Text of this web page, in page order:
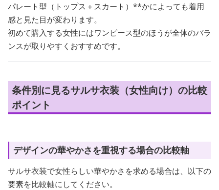
パレート型（トップス＋スカート）**かによっても着用
感と見た目が変わります。
初めて購入する女性にはワンピース型のほうが全体のバラ
ンスが取りやすくおすすめです。
条件別に見るサルサ衣装（女性向け）の比較
ポイント
デザインの華やかさを重視する場合の比較軸
サルサ衣装で女性らしい華やかさを求める場合は、以下の
要素を比較軸にしてください。